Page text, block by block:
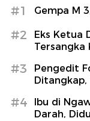
#1 Gempa M
#2
Eks Ketua
Tersangka
#3
Pengedit
Ditangkap,
#4
Ibu di
Darah,